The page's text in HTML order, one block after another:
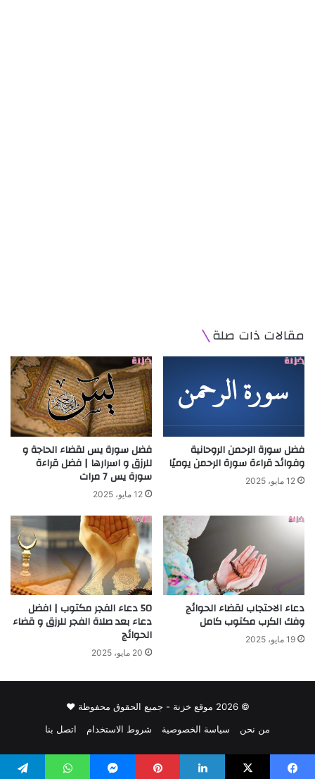
مقالات ذات صلة
فضل سورة الرحمن الروحانية
وفوائد قراءة سورة الرحمن يوميًا
12 مايو، 2025
فضل سورة يس لقضاء الحاجة و
للرزق و اسرارها | فضل قراءة
سورة يس 7 مرات
12 مايو، 2025
دعاء الاحتجاب لقضاء الحوائج
وفك الكرب مكتوب كامل
19 مايو، 2025
50 دعاء الفجر مكتوب | افضل
دعاء بعد صلاة الفجر للرزق و قضاء
الحوائج
20 مايو، 2025
© 2026 موقع خزنة - جميع الحقوق محفوظة ♥
من نحن
سياسة الخصوصية شروط الاستخدام اتصل بنا